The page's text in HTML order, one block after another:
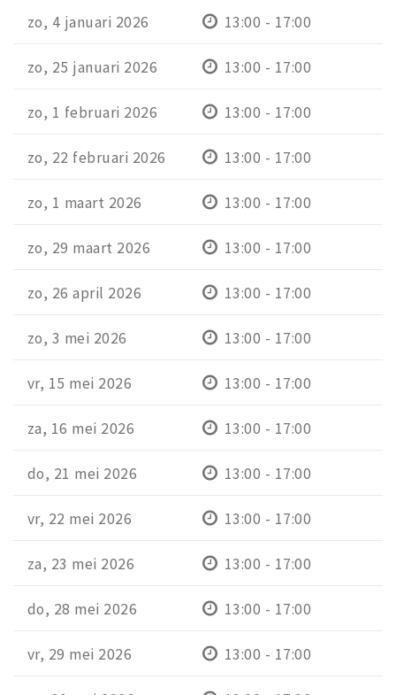
zo, 4 januari 2026 13:00 - 17:00
zo, 25 januari 2026 13:00 - 17:00
zo, 1 februari 2026 13:00 - 17:00
zo, 22 februari 2026 13:00 - 17:00
zo, 1 maart 2026 13:00 - 17:00
zo, 29 maart 2026 13:00 - 17:00
zo, 26 april 2026 13:00 - 17:00
zo, 3 mei 2026 13:00 - 17:00
vr, 15 mei 2026 13:00 - 17:00
za, 16 mei 2026 13:00 - 17:00
do, 21 mei 2026 13:00 - 17:00
vr, 22 mei 2026 13:00 - 17:00
za, 23 mei 2026 13:00 - 17:00
do, 28 mei 2026 13:00 - 17:00
vr, 29 mei 2026 13:00 - 17:00